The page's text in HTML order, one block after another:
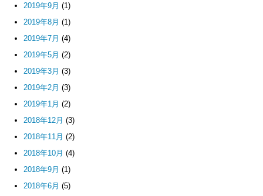
2019年9月 (1)
2019年8月 (1)
2019年7月 (4)
2019年5月 (2)
2019年3月 (3)
2019年2月 (3)
2019年1月 (2)
2018年12月 (3)
2018年11月 (2)
2018年10月 (4)
2018年9月 (1)
2018年6月 (5)